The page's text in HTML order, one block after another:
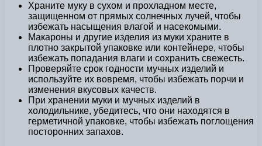
Храните муку в сухом и прохладном месте,
защищенном от прямых солнечных лучей, чтобы
избежать насыщения влагой и насекомыми.
Макароны и другие изделия из муки храните в
плотно закрытой упаковке или контейнере, чтобы
избежать попадания влаги и сохранить свежесть.
Проверяйте срок годности мучных изделий и
используйте их вовремя, чтобы избежать порчи и
изменения вкусовых качеств.
При хранении муки и мучных изделий в
холодильнике, убедитесь, что они находятся в
герметичной упаковке, чтобы избежать поглощения
посторонних запахов.